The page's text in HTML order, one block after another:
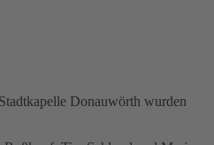
Donauwörth wurden